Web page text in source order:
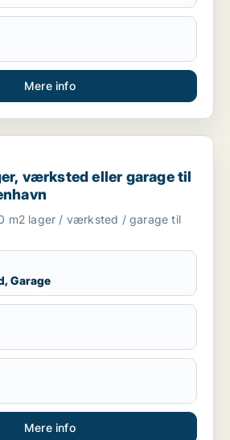
Mere info
eller garage til leje i
værksted eller garage til
m2 lager / værksted / garage til
Garage
Mere info